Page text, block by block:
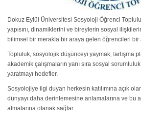
Dokuz Eylül Üniversitesi Sosyoloji Öğrenci
yapısını, dinamiklerini ve bireylerin sosyal
bilimsel bir merakla bir araya gelen öğrencileri bir
Topluluk, sosyolojik düşünceyi yaymak, tartışma
akademik çalışmaların yanı sıra sosyal
yaratmayı hedefler.
Sosyolojiye ilgi duyan herkesin katılımına açık
dünyayı daha derinlemesine anlamalarına ve bu
almalarına olanak sağlar.